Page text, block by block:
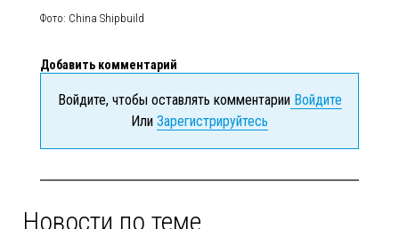
Фото: China Shipbuild
Добавить комментарий
Войдите, чтобы оставлять комментарииВойдите
Или Зарегистрируйтесь
Новости по теме